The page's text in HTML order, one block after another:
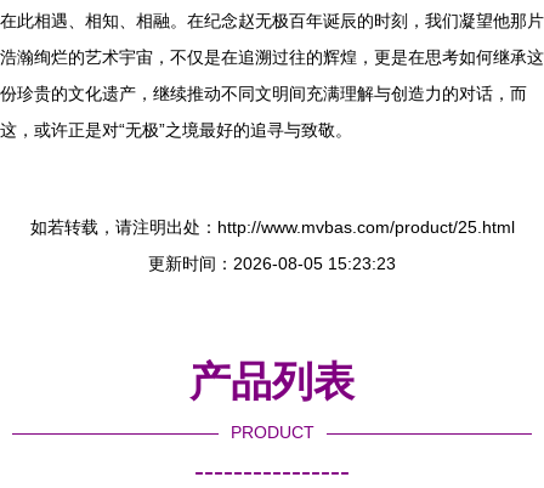
在此相遇、相知、相融。在纪念赵无极百年诞辰的时刻，我们凝望他那片
浩瀚绚烂的艺术宇宙，不仅是在追溯过往的辉煌，更是在思考如何继承这
份珍贵的文化遗产，继续推动不同文明间充满理解与创造力的对话，而
这，或许正是对“无极”之境最好的追寻与致敬。
如若转载，请注明出处：http://www.mvbas.com/product/25.html
更新时间：2026-08-05 15:23:23
产品列表
PRODUCT
----------------